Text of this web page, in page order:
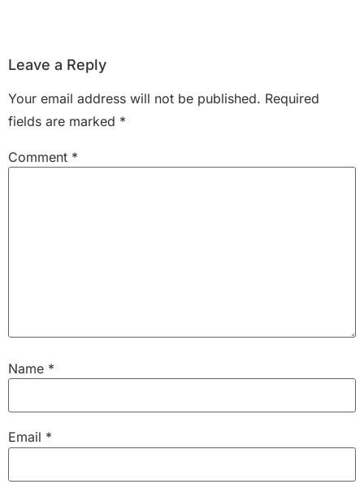
Leave a Reply
Your email address will not be published. Required
fields are marked *
Comment *
Name *
Email *